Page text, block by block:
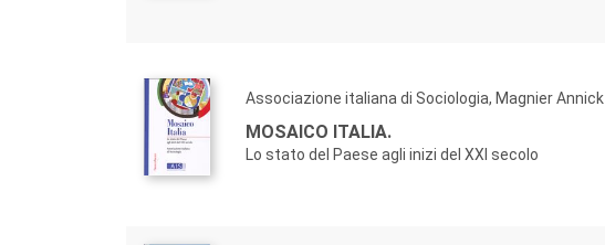
Associazione italiana di Sociologia, Magnier Annick
MOSAICO ITALIA.
Lo stato del Paese agli inizi del XXI secolo